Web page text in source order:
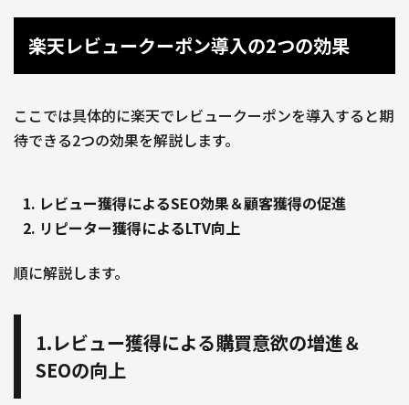
楽天レビュークーポン導入の2つの効果
ここでは具体的に楽天でレビュークーポンを導入すると期
待できる2つの効果を解説します。
レビュー獲得によるSEO効果＆顧客獲得の促進
リピーター獲得によるLTV向上
順に解説します。
1.レビュー獲得による購買意欲の増進＆
SEOの向上